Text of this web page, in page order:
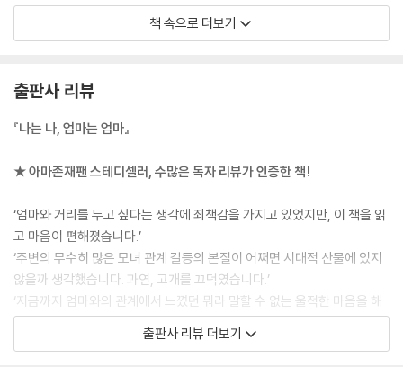
으로 변했다. 그리고 료코는 난생처음 자기만의 인생을 살고 있다고 실감
무엇보다 아키코를 옭아매는 것은 주위 사람들이었다. 먼저 ‘남편’이 그랬
다. 분노에 휩싸인 아키코가 ‘엄마가 이상하다’고 하면 남편은 이렇게 말했
“혼자 외로우시니까 그런 거겠지.”
아키코가 얼마나 괴로운지 남편은 이해하지 못했다. ‘이웃’ 역시 아키코를
괴롭게 했다. 아키코의 엄마는 이웃에서 고상하고 헌신적인 엄마였고, 아
키코의 엄마는 사이좋은 모녀로 통했다. 그래서 “내가 죽으면 좋겠지?”라
고 말하며 미친듯이 울부짖는 엄마를 내버려둘 수 없었다.
--- p.52
엄마가 “조명이 나갈 것 같은데, 너희 집에 새것 없니? 있으면 좀 갖다
줘”라고 부탁하면, “우리 집에도 없어. 그런 건 좀 알아서 해”라고 말했지
만 곧바로 자기혐오와 죄책감이 뒤따랐다. ‘도대체 뭘 위해 이런 거짓말까
책 속으로 더보기
출판사 리뷰
『나는 나, 엄마는 엄마』
★ 아마존재팬 스테디셀러, 수많은 독자 리뷰가 인증한 책!
‘엄마와 거리를 두고 싶다는 생각에 죄책감을 가지고 있었지만, 이 책을 읽
고 마음이 편해졌습니다.’
‘주변의 무수히 많은 모녀 관계 갈등의 본질이 어쩌면 시대적 산물에 있지
않을까 생각했습니다. 과연, 고개를 끄덕였습니다.’
‘지금까지 엄마와의 관계에서 느꼈던 뭐라 말할 수 없는 울적한 마음을 해
석해 주어 시야가 넓어진 기분입니다.’
‘중요한 것은 어떤 이기심과 불행 앞에서도 나의 마음을 지키는 것입니다.
출판사 리뷰 더보기